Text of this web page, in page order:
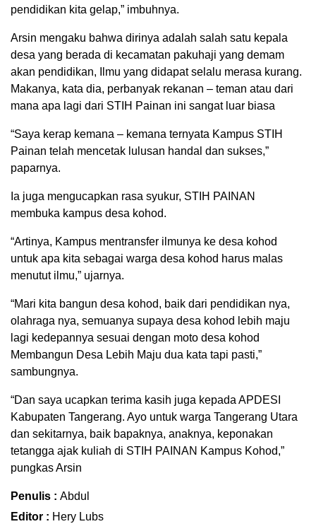
pendidikan kita gelap,” imbuhnya.
Arsin mengaku bahwa dirinya adalah salah satu kepala
desa yang berada di kecamatan pakuhaji yang demam
akan pendidikan, Ilmu yang didapat selalu merasa kurang.
Makanya, kata dia, perbanyak rekanan – teman atau dari
mana apa lagi dari STIH Painan ini sangat luar biasa
“Saya kerap kemana – kemana ternyata Kampus STIH
Painan telah mencetak lulusan handal dan sukses,”
paparnya.
Ia juga mengucapkan rasa syukur, STIH PAINAN
membuka kampus desa kohod.
“Artinya, Kampus mentransfer ilmunya ke desa kohod
untuk apa kita sebagai warga desa kohod harus malas
menutut ilmu,” ujarnya.
“Mari kita bangun desa kohod, baik dari pendidikan nya,
olahraga nya, semuanya supaya desa kohod lebih maju
lagi kedepannya sesuai dengan moto desa kohod
Membangun Desa Lebih Maju dua kata tapi pasti,”
sambungnya.
“Dan saya ucapkan terima kasih juga kepada APDESI
Kabupaten Tangerang. Ayo untuk warga Tangerang Utara
dan sekitarnya, baik bapaknya, anaknya, keponakan
tetangga ajak kuliah di STIH PAINAN Kampus Kohod,”
pungkas Arsin
Penulis : Abdul
Editor : Hery Lubs